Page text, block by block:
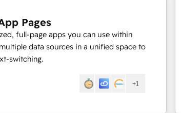
Pages
full-page apps you can use within
data sources in a unified space to
switching.
+1